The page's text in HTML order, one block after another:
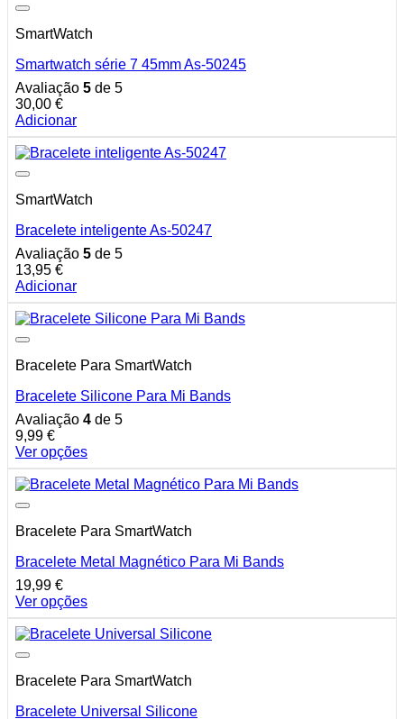
SmartWatch
Smartwatch série 7 45mm As-50245
Avaliação 5 de 5
30,00 €
Adicionar
SmartWatch
Bracelete inteligente As-50247
Avaliação 5 de 5
13,95 €
Adicionar
Bracelete Para SmartWatch
Bracelete Silicone Para Mi Bands
Avaliação 4 de 5
9,99 €
Ver opções
This
product
has
variants.
options
may
be
chosen
on
the
product
page
Bracelete Para SmartWatch
Bracelete Metal Magnético Para Mi Bands
19,99 €
Ver opções
This
product
has
variants.
options
Bracelete Para SmartWatch
Bracelete Universal Silicone